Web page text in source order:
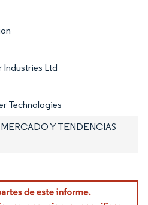
Industries Ltd
Technologies
Y TENDENCIAS